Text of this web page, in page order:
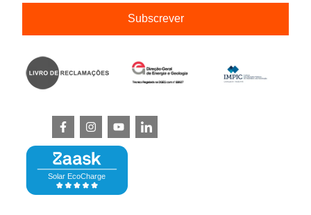
Subscrever